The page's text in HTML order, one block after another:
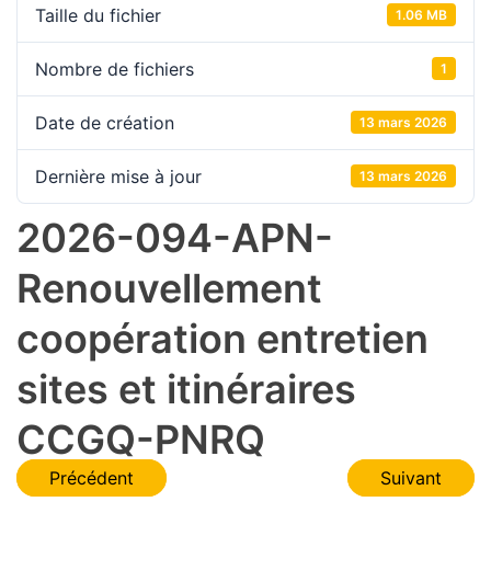
Taille du fichier 1.06 MB
Nombre de fichiers 1
Date de création 13 mars 2026
Dernière mise à jour 13 mars 2026
2026-094-APN-
Renouvellement
coopération entretien
sites et itinéraires
CCGQ-PNRQ
Navigation
Précédent Suivant